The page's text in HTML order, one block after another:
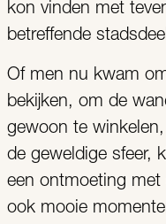
kon vinden met
betreffende
Of men nu kwam
bekijken, om de
gewoon te
de geweldige sfeer,
een ontmoeting met
ook mooie